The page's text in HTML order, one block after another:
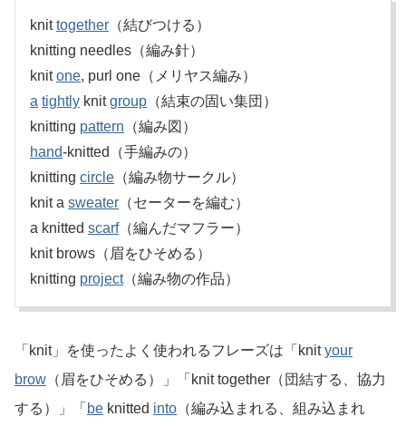
knittogether （結びつける）
knitting needles（編み針）
knitone, purl one（メリヤス編み）
a tightly knitgroup （結束の固い集団）
knitting pattern （編み図）
hand-knitted（手編みの）
knitting circle （編み物サークル）
knit a sweater （セーターを編む）
a knitted scarf（編んだマフラー）
knit brows（眉をひそめる）
knitting project（編み物の作品）
「knit」を使ったよく使われるフレーズは「knityour
brow （眉をひそめる）」「knit together（団結する、協力
する）」「 be knitted into （編み込まれる、組み込まれ